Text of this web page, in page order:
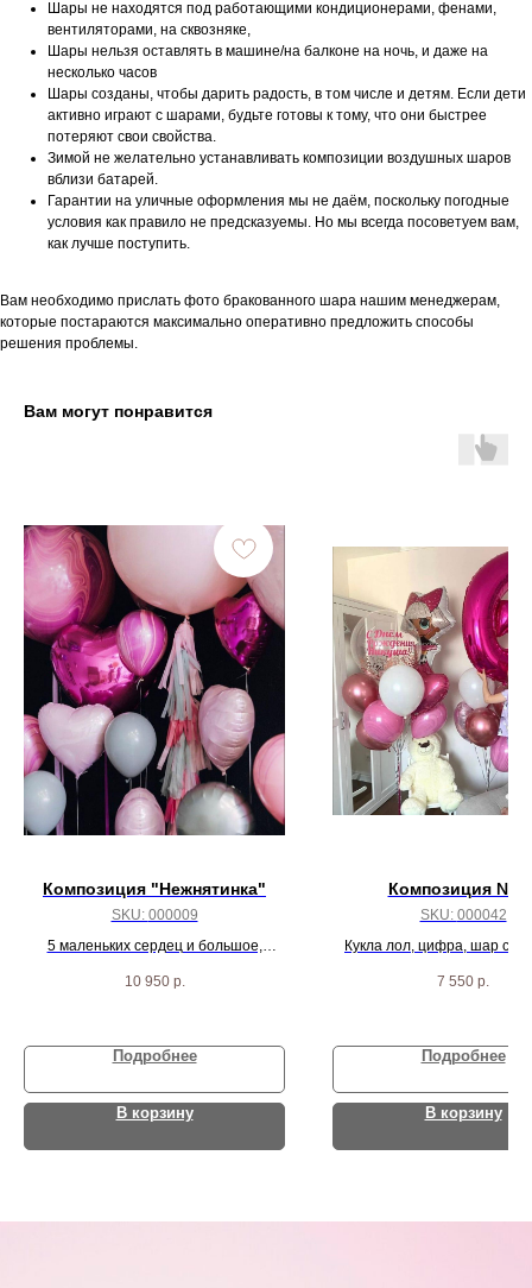
Шары не находятся под работающими кондиционерами, фенами,
вентиляторами, на сквозняке,
Шары нельзя оставлять в машине/на балконе на ночь, и даже на
несколько часов
Шары созданы, чтобы дарить радость, в том числе и детям. Если дети
активно играют с шарами, будьте готовы к тому, что они быстрее
потеряют свои свойства.
Зимой не желательно устанавливать композиции воздушных шаров
вблизи батарей.
Гарантии на уличные оформления мы не даём, поскольку погодные
условия как правило не предсказуемы. Но мы всегда посоветуем вам,
как лучше поступить.
Вам необходимо прислать фото бракованного шара нашим менеджерам,
которые постараются максимально оперативно предложить способы
решения проблемы.
Вам могут понравится
Композиция "Нежнятинка"
SKU: 000009
5 маленьких сердец и большое,
и 5 разноцветных агат шаров
10 950 р.
Подробнее
В корзину
Композиция №
SKU: 000042
Кукла лол, цифра, шар с
сердца и 9 бело-
7 550 р.
Подробнее
В корзину